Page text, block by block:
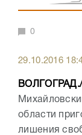
0
29.10.2016
области
лишения